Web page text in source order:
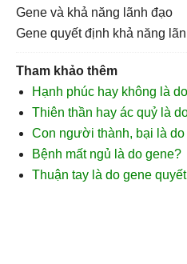
gene và khả năng lãnh đạo
gene quyết định khả năng
Tham khảo thêm
Hạnh phúc hay không là
Thiên thần hay ác quỷ là
Con người thành, bại là do
Bệnh mất ngủ là do gene?
Thuận tay là do gene